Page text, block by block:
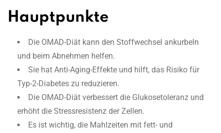
Hauptpunkte
Die OMAD-Diät kann den Stoffwechsel ankurbeln
und beim Abnehmen helfen.
Sie hat Anti-Aging-Effekte und hilft, das Risiko für
Typ-2-Diabetes zu reduzieren.
Die OMAD-Diät verbessert die Glukosetoleranz und
erhöht die Stressresistenz der Zellen.
Es ist wichtig, die Mahlzeiten mit fett- und